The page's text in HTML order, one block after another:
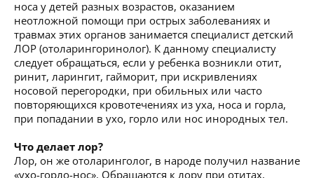
носа у детей разных возрастов, оказанием
неотложной помощи при острых заболеваниях и
травмах этих органов занимается специалист детский
ЛОР (отоларингоринолог). К данному специалисту
следует обращаться, если у ребенка возникли отит,
ринит, ларингит, гайморит, при искривлениях
носовой перегородки, при обильных или часто
повторяющихся кровотечениях из уха, носа и горла,
при попадании в ухо, горло или нос инородных тел.
Что делает лор?
Лор, он же отоларинголог, в народе получил название
«ухо-горло-нос». Обращаются к лору при отитах,